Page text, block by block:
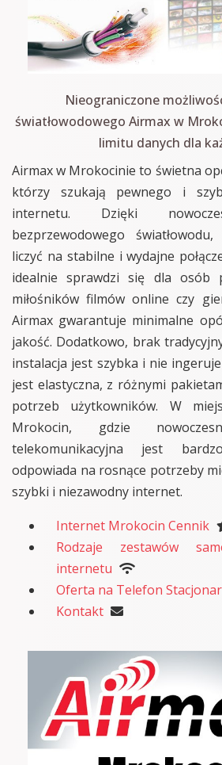
Nieograniczone
światłowodowego Airmax w
limitu danych dla
Airmax w Mrokocinie to świetna
którzy szukają pewnego i
internetu. Dzięki
bezprzewodowego
liczyć na stabilne i wydajne
idealnie sprawdzi się dla osób
miłośników filmów online czy
Airmax gwarantuje minimalne
jakość. Dodatkowo, brak
instalacja jest szybka i nie
jest elastyczna, z różnymi
potrzeb użytkowników. W
Mrokocin, gdzie
telekomunikacyjna jest
odpowiada na rosnące potrzeby
szybki i niezawodny internet.
Internet Mrokocin Cennik
Rodzaje zestawów
internetu
Oferta na Telefon
Kontakt